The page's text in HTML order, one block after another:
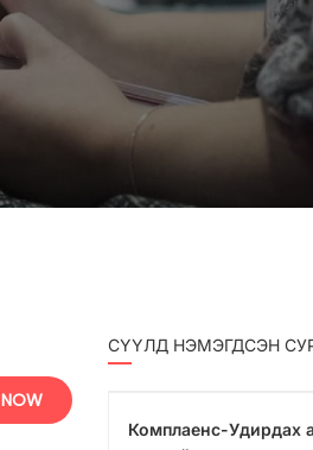
СҮҮЛД НЭМЭГДСЭН
Комплаенс-Удирдах